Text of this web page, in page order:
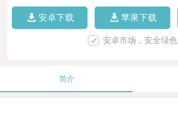
安卓下载 苹果下载
安卓市场，安全绿色
简介